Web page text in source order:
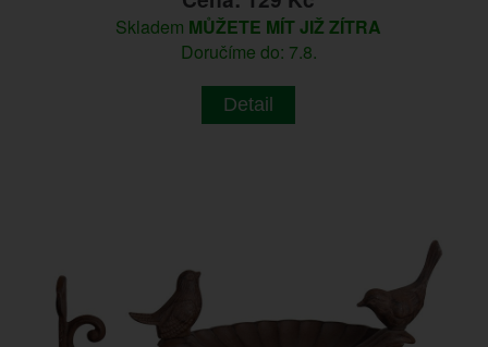
Skladem MŮŽETE MÍT JIŽ ZÍTRA
Doručíme do: 7.8.
Detail